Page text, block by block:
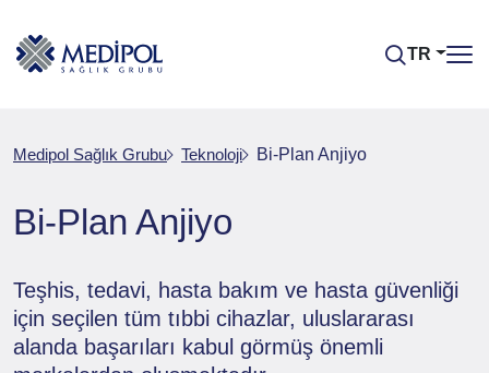
TR
Medipol Sağlık Grubu Teknoloji Bi-Plan Anjiyo
Bi-Plan Anjiyo
Teşhis, tedavi, hasta bakım ve hasta güvenliği
için seçilen tüm tıbbi cihazlar, uluslararası
alanda başarıları kabul görmüş önemli